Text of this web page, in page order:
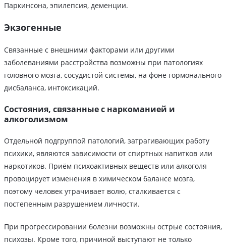
Паркинсона, эпилепсия, деменции.
Экзогенные
Связанные с внешними факторами или другими
заболеваниями расстройства возможны при патологиях
головного мозга, сосудистой системы, на фоне гормонального
дисбаланса, интоксикаций.
Состояния, связанные с наркоманией и
алкоголизмом
Отдельной подгруппой патологий, затрагивающих работу
психики, являются зависимости от спиртных напитков или
наркотиков. Приём психоактивных веществ или алкоголя
провоцирует изменения в химическом балансе мозга,
поэтому человек утрачивает волю, сталкивается с
постепенным разрушением личности.
При прогрессировании болезни возможны острые состояния,
психозы. Кроме того, причиной выступают не только